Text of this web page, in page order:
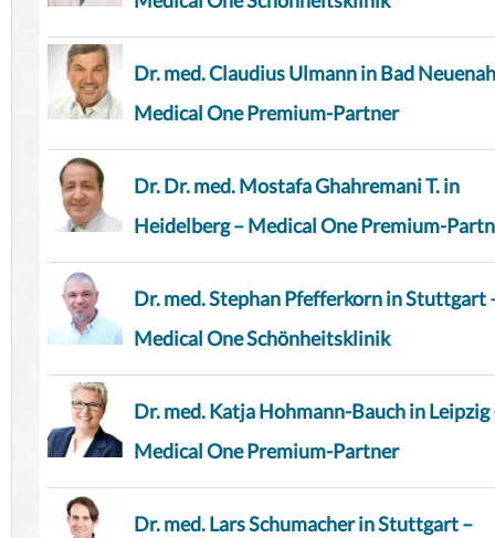
Dr. med. Claudius Ulmann in Bad
Medical One Premium-Partner
Dr. Dr. med. Mostafa Ghahremani T. in
Heidelberg – Medical One Premium-
Dr. med. Stephan Pfefferkorn in Stuttgart
Medical One Schönheitsklinik
Dr. med. Katja Hohmann-Bauch in Leipzig
Medical One Premium-Partner
Dr. med. Lars Schumacher in Stuttgart –